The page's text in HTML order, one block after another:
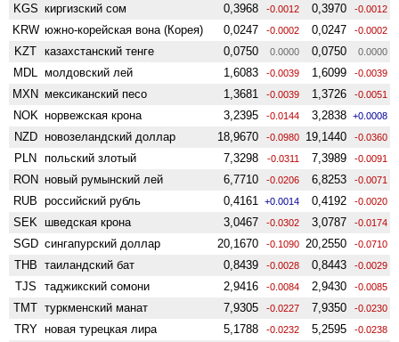
KGS киргизский сом 0,3968 -0.0012 0,3970 -0.0012
KRW южно-корейская вона (Корея) 0,0247 -0.0002 0,0247 -0.0002
KZT казахстанский тенге 0,0750 0.0000 0,0750 0.0000
MDL молдовский лей 1,6083 -0.0039 1,6099 -0.0039
MXN мексиканский песо 1,3681 -0.0039 1,3726 -0.0051
NOK норвежская крона 3,2395 -0.0144 3,2838 +0.0008
NZD ново­зеландский доллар 18,9670 -0.0980 19,1440 -0.0360
PLN польский злотый 7,3298 -0.0311 7,3989 -0.0091
RON новый румынский лей 6,7710 -0.0206 6,8253 -0.0071
RUB российский рубль 0,4161 +0.0014 0,4192 -0.0020
SEK шведская крона 3,0467 -0.0302 3,0787 -0.0174
SGD сингапурский доллар 20,1670 -0.1090 20,2550 -0.0710
THB таиландский бат 0,8439 -0.0028 0,8443 -0.0029
TJS таджикский сомони 2,9416 -0.0084 2,9430 -0.0085
TMT туркменский манат 7,9305 -0.0227 7,9350 -0.0230
TRY новая турецкая лира 5,1788 -0.0232 5,2595 -0.0238